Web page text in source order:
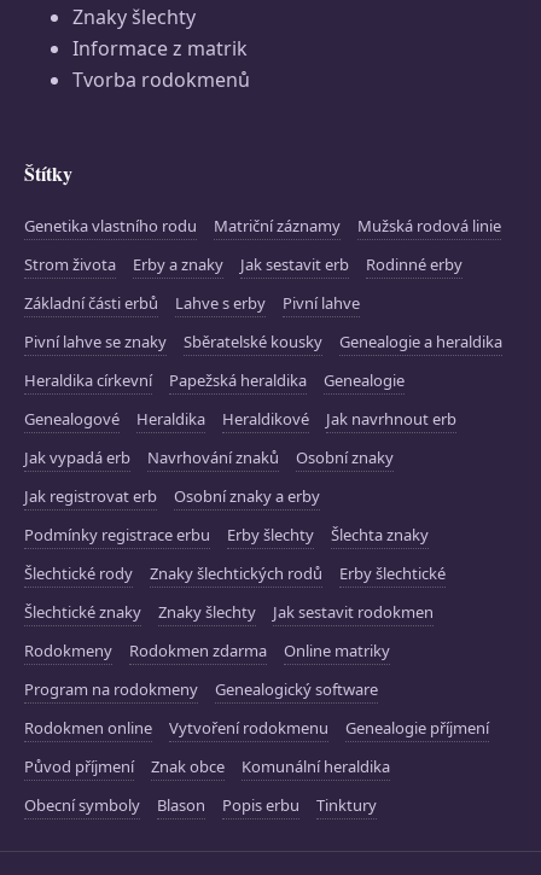
Znaky šlechty
Informace z matrik
Tvorba rodokmenů
Štítky
Genetika vlastního rodu Matriční záznamy
Mužská rodová linie
Strom života
Erby a znaky Jak sestavit erb
Rodinné erby
Základní části erbů
Lahve s erby
Pivní lahve
Pivní lahve se znaky
Sběratelské kousky
Genealogie a heraldika
Heraldika církevní
Papežská heraldika
Genealogie
Genealogové
Heraldika Heraldikové
Jak navrhnout erb
Jak vypadá erb
Navrhování znaků
Osobní znaky
Jak registrovat erb
Osobní znaky a erby
Podmínky registrace erbu
Erby šlechty
Šlechta znaky
Šlechtické rody
Znaky šlechtických rodů
Erby šlechtické
Šlechtické znaky
Znaky šlechty
Jak sestavit rodokmen
Rodokmeny
Rodokmen zdarma
Online matriky
Program na rodokmeny
Genealogický software
Rodokmen online
Vytvoření rodokmenu
Genealogie příjmení
Původ příjmení
Znak obce
Komunální heraldika
Obecní symboly
Blason Popis erbu Tinktury